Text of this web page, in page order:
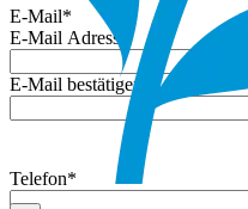
E-Mail*
E-Mail Adresse
E-Mail bestätigen
Telefon*